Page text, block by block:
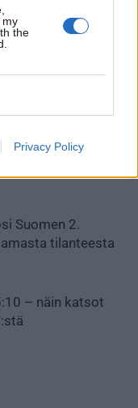
my
the
Privacy Policy
Kemell teki historiaa –
Liigan nuorin kuukauden
peliin –
Suomen 2.
tilanteesta
– näin katsot